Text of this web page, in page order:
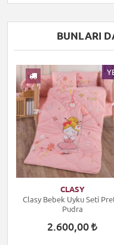
BUNLARI
CLASY
Clasy Bebek Uyku Seti
Pudra
2.600,00